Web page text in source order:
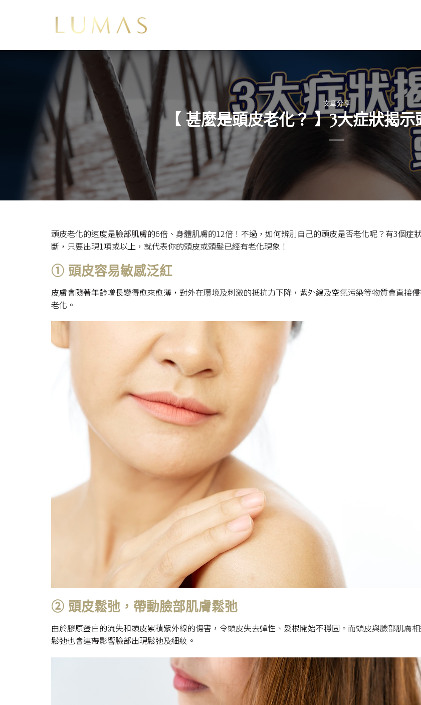
文章分享
【 甚麼是頭皮老化？ 】3大症狀揭示
頭皮老化的速度是臉部肌膚的6倍、身體肌膚的12倍！不過，如何辨別自己的頭皮是否老化呢？有3個症
斷，只要出現1項或以上，就代表你的頭皮或頭髮已經有老化現象！
① 頭皮容易敏感泛紅
皮膚會隨著年齡增長變得愈來愈薄，對外在環境及刺激的抵抗力下降，紫外線及空氣污染等物質會直接
老化。
② 頭皮鬆弛，帶動臉部肌膚鬆弛
由於膠原蛋白的流失和頭皮累積紫外線的傷害，令頭皮失去彈性、髮根開始不穩固。而頭皮與臉部肌膚
鬆弛也會連帶影響臉部出現鬆弛及細紋。